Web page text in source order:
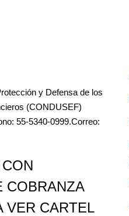
y Defensa de los
(CONDUSEF)
55-5340-0999.Correo:
COBRANZA
VER CARTEL